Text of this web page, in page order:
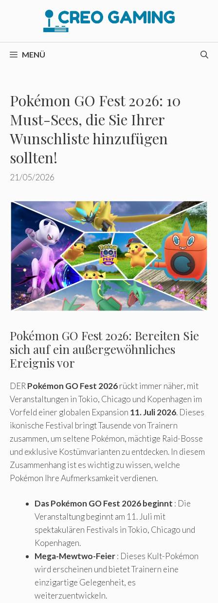
MENÜ
Pokémon GO Fest 2026: 10
Must-Sees, die Sie Ihrer
Wunschliste hinzufügen
sollten!
21/05/2026
Pokémon GO Fest 2026: Bereiten Sie
sich auf ein außergewöhnliches
Ereignis vor
DER Pokémon GO Fest 2026rückt immer näher, mit
Veranstaltungen in Tokio, Chicago und Kopenhagen im
Vorfeld einer globalen Expansion 11. Juli 2026. Dieses
ikonische Festival bringt Tausende von Trainern
zusammen, um seltene Pokémon, mächtige Raid-Bosse
und exklusive Kostümvarianten zu entdecken. In diesem
Zusammenhang ist es wichtig zu wissen, welche
Pokémon Ihre Aufmerksamkeit verdienen.
Das Pokémon GO Fest 2026 beginnt : Die
Veranstaltung beginnt am 11. Juli mit
spektakulären Festivals in Tokio, Chicago und
Kopenhagen.
Mega-Mewtwo-Feier: Dieses Kult-Pokémon
wird erscheinen und bietet Trainern eine
einzigartige Gelegenheit, es
weiterzuentwickeln.